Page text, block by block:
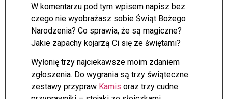
W komentarzu pod tym wpisem napisz bez
czego nie wyobrażasz sobie Świąt Bożego
Narodzenia? Co sprawia, że są magiczne?
Jakie zapachy kojarzą Ci się ze świętami?
Wyłonię trzy najciekawsze moim zdaniem
zgłoszenia. Do wygrania są trzy świąteczne
zestawy przypraw Kamis oraz trzy cudne